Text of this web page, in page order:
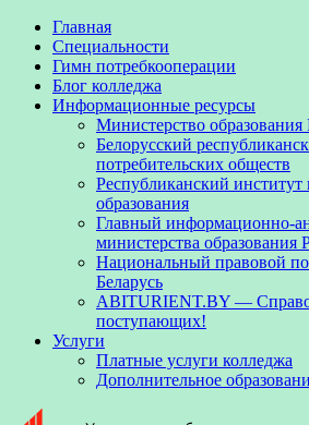
Главная
Специальности
Гимн потребкооперации
Блог колледжа
Информационные ресурсы
Министерство образования
Белорусский
потребительских обществ
Республиканский институт
образования
Главный информационно-
министерства образования
Национальный правовой
Беларусь
ABITURIENT.BY —
поступающих!
Услуги
Платные услуги колледжа
Дополнительное